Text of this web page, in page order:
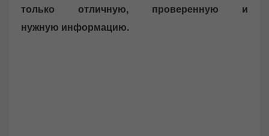
только отличную, проверенную и
нужную информацию.